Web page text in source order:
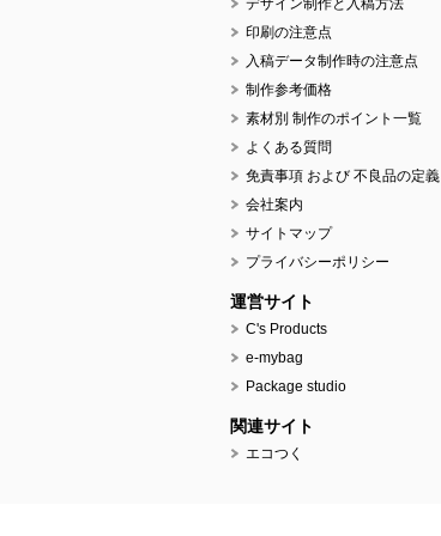
デザイン制作と入稿方法
印刷の注意点
入稿データ制作時の注意点
制作参考価格
素材別 制作のポイント一覧
よくある質問
免責事項 および 不良品の定義
会社案内
サイトマップ
プライバシーポリシー
運営サイト
C's Products
e-mybag
Package studio
関連サイト
エコつく